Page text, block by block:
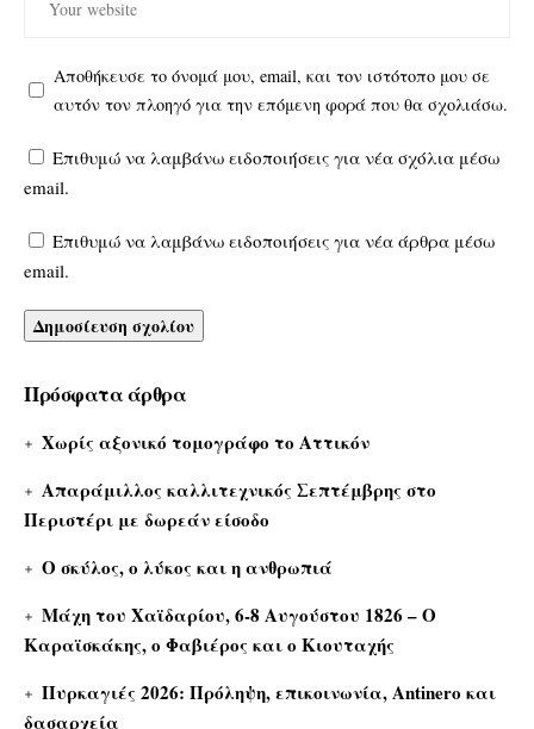
Αποθήκευσε το όνομά μου, email, και τον ιστότοπο μου σε
αυτόν τον πλοηγό για την επόμενη φορά που θα σχολιάσω.
Επιθυμώ να λαμβάνω ειδοποιήσεις για νέα σχόλια μέσω
email.
Επιθυμώ να λαμβάνω ειδοποιήσεις για νέα άρθρα μέσω
email.
Πρόσφατα άρθρα
Χωρίς αξονικό τομογράφο το Αττικόν
Απαράμιλλος καλλιτεχνικός Σεπτέμβρης στο
Περιστέρι με δωρεάν είσοδο
Ο σκύλος, ο λύκος και η ανθρωπιά
Μάχη του Χαϊδαρίου, 6-8 Αυγούστου 1826 – Ο
Καραϊσκάκης, ο Φαβιέρος και ο Κιουταχής
Πυρκαγιές 2026: Πρόληψη, επικοινωνία, Antinero και
δασαρχεία